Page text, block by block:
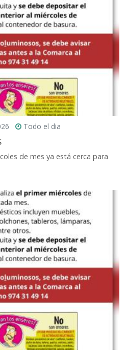
Todo el dia
de mes ya está cerca para